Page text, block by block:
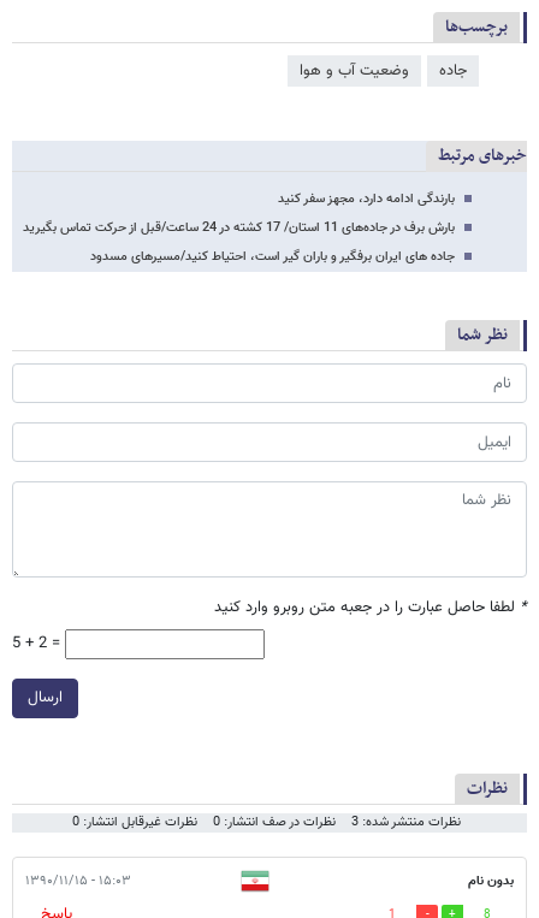
برچسب‌ها
جاده وضعیت آب و هوا
خبرهای مرتبط
بارندگی ادامه دارد، مجهز سفر کنید
بارش برف در جاده‌های 11 استان/ 17 کشته در 24 ساعت/قبل از حرکت تماس بگیرید
جاده های ایران برفگیر و باران گیر است، احتیاط کنید/مسیرهای مسدود
نظر شما
* لطفا حاصل عبارت را در جعبه متن روبرو وارد کنید
5 + 2 =
ارسال
نظرات
نظرات منتشر شده: 3 نظرات در صف انتشار: 0 نظرات غیرقابل انتشار: 0
بدون نام ۱۵:۰۳ - ۱۳۹۰/۱۱/۱۵